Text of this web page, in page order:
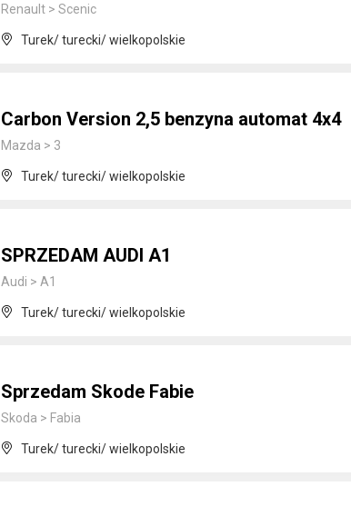
Renault > Scenic
Turek/ turecki/ wielkopolskie
Carbon Version 2,5 benzyna automat 4x4
Mazda > 3
Turek/ turecki/ wielkopolskie
SPRZEDAM AUDI A1
Audi > A1
Turek/ turecki/ wielkopolskie
Sprzedam Skode Fabie
Skoda > Fabia
Turek/ turecki/ wielkopolskie